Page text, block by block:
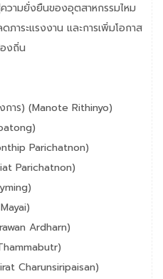
ามยั่งยืนของอุตสาหกรรมไหม
าระแรงงาน และการเพิ่มโอกาส
งถิ่น
การ) (Manote Rithinyo)
Parichatnon)
Parichatnon)
Ardharn)
Charunsiripaisan)